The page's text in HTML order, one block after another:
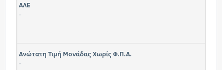
ΑΛΕ
-
Ανώτατη Τιμή Μονάδας Χωρίς Φ.Π.Α.
-